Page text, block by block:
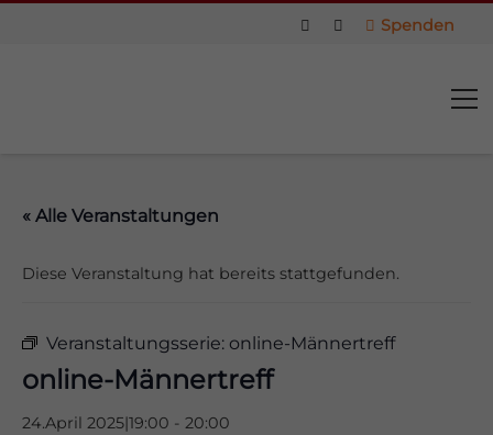
Spenden
« Alle Veranstaltungen
Diese Veranstaltung hat bereits stattgefunden.
Veranstaltungsserie: online-Männertreff
online-Männertreff
24.April 2025|19:00 - 20:00